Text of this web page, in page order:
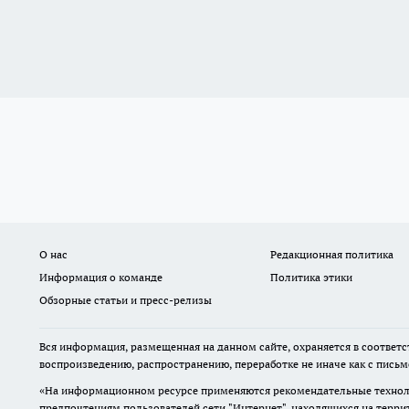
О нас Редакционная политика
Информация о команде
Политика этики
Обзорные статьи и пресс-релизы
Вся информация, размещенная на данном сайте, охраняется в
воспроизведению, распространению, переработке не иначе как с
«На информационном ресурсе применяются рекомендательные